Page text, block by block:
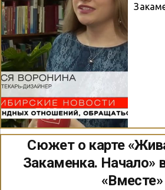
Сюжет о карте
Закаменка. Начало»
«Вместе»